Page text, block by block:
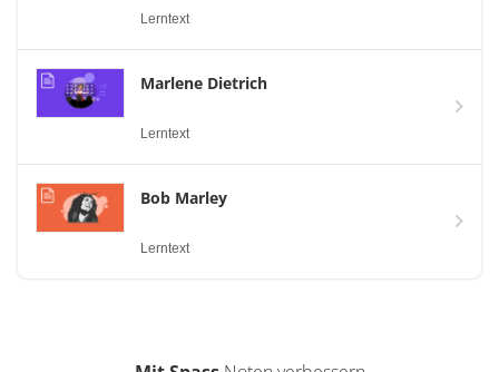
Lerntext
Marlene Dietrich
Lerntext
Bob Marley
Lerntext